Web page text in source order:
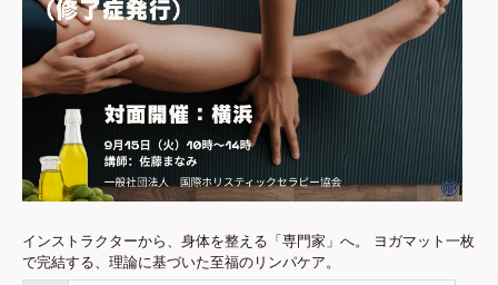
インストラクターから、身体を整える「専門家」へ。 ヨガマット一枚
で完結する、理論に基づいた至福のリンパケア。